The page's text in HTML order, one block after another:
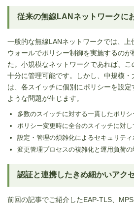
従来の無線LANネットワークに
一般的な無線LANネットワークでは、上
ウォールでポリシー制御を実施するの
た。小規模なネットワークであれば、
十分に管理可能です。しかし、中規模
は、各スイッチに個別にポリシーを設
ような問題が生じます。
多数のスイッチに対する一貫したポリ
ポリシー変更時に全台のスイッチに対
設定・管理の煩雑化によるセキュリテ
変更管理プロセスの複雑化と運用負荷の
認証と連携したきめ細かいアク
前回の記事でご紹介したEAP-TLS、